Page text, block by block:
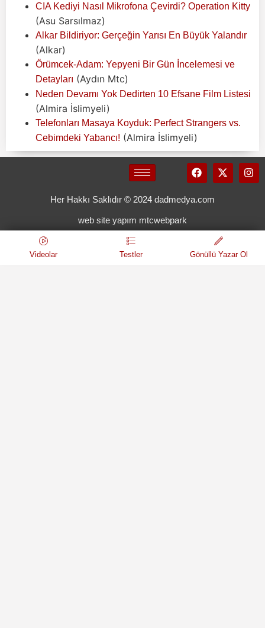
CIA Kediyi Nasıl Mikrofona Çevirdi? Operation Kitty
(Asu Sarsılmaz)
Alkar Bildiriyor: Gerçeğin Yarısı En Büyük Yalandır
(Alkar)
Örümcek-Adam: Yepyeni Bir Gün İncelemesi ve
Detayları (Aydın Mtc)
Neden Devamı Yok Dedirten 10 Efsane Film Listesi
(Almira İslimyeli)
Telefonları Masaya Koyduk: Perfect Strangers vs.
Cebimdeki Yabancı! (Almira İslimyeli)
Her Hakkı Saklıdır © 2024 dadmedya.com
web site yapım mtcwebpark
Videolar Testler Gönüllü Yazar Ol